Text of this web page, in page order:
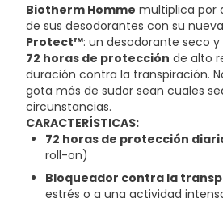
Biotherm Homme multiplica por
de sus desodorantes con su
Protect™: un desodorante seco
72 horas de protección de alto
duración contra la transpiración.
gota más de sudor sean cuales
circunstancias.
CARACTERÍSTICAS:
72 horas de protección
roll-on)
Bloqueador contra la
estrés o a una actividad